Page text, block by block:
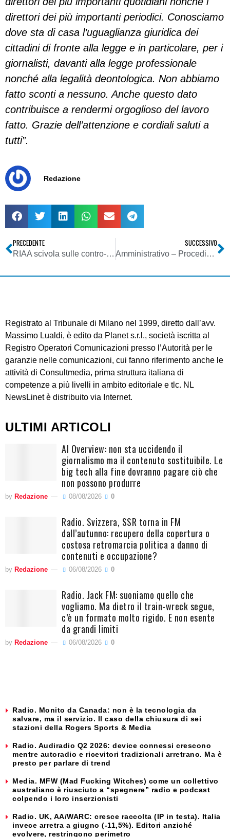
direttori dei più importanti periodici. Conosciamo
dove sta di casa l’uguaglianza giuridica dei
cittadini di fronte alla legge e in particolare, per i
giornalisti, davanti alla legge professionale
nonché alla legalità deontologica. Non abbiamo
fatto sconti a nessuno. Anche questo dato
contribuisce a rendermi orgoglioso del lavoro
fatto. Grazie dell’attenzione e cordiali saluti a
tutti”.
Redazione
PRECEDENTE
RIAA scivola sulle contro-denunce e si fa male
SUCCESSIVO
Amministrativo – Procedimento amministrativo
Registrato al Tribunale di Milano nel 1999, diretto dall’avv.
Massimo Lualdi, è edito da Planet s.r.l., società iscritta al
Registro Operatori Comunicazioni presso l’Autorità per le
garanzie nelle comunicazioni, cui fanno riferimento anche le
attività di Consultmedia, prima struttura italiana di
competenze a più livelli in ambito editoriale e tlc. NL
NewsLinet è distribuito via Internet.
ULTIMI ARTICOLI
AI Overview: non sta uccidendo il
giornalismo ma il contenuto sostituibile. Le
big tech alla fine dovranno pagare ciò che
non possono produrre
by Redazione 08/08/2026 0
Radio. Svizzera, SSR torna in FM
dall’autunno: recupero della copertura o
costosa retromarcia politica a danno di
contenuti e occupazione?
by Redazione 06/08/2026 0
Radio. Jack FM: suoniamo quello che
vogliamo. Ma dietro il train-wreck segue,
c’è un formato molto rigido. E non esente
da grandi limiti
by Redazione 06/08/2026 0
Radio. Monito da Canada: non è la tecnologia da
salvare, ma il servizio. Il caso della chiusura di sei
stazioni della Rogers Sports & Media
Radio. Audiradio Q2 2026: device connessi crescono
mentre autoradio e ricevitori tradizionali arretrano. Ma è
presto per parlare di trend
Media. MFW (Mad Fucking Witches) come un collettivo
australiano è riusciuto a “spegnere” radio e podcast
colpendo i loro inserzionisti
Radio. UK, AA/WARC: cresce raccolta (IP in testa). Italia
invece arretra a giugno (-11,5%). Editori anziché
evolvere, restringono perimetro